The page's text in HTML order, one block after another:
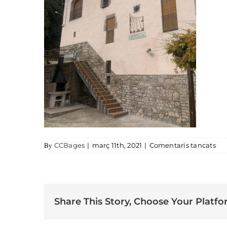
By CCBages | març 11th, 2021 | Comentaris tancatsa
Share This Story, Choose Your